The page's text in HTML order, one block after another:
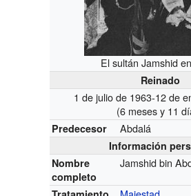
El sultán Jamshid
Reinado
1 de julio de 1963-12 de
(6 meses y 11
Predecesor Abdalá
Información
Nombre
completo
Jamshid bin